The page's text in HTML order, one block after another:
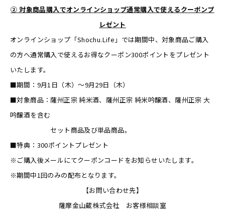
② 対象商品購入でオンラインショップ通常購入で使えるクーポンプ
レゼント
オンラインショップ「Shochu.Life」では期間中、対象商品ご購入
の方へ通常購入で使えるお得なクーポン300ポイントをプレゼント
いたします。
■期間：9月1日（木）～9月29日（木）
■対象商品：薩州正宗 純米酒、薩州正宗 純米吟醸酒、薩州正宗 大
吟醸酒を含む
セット商品及び単品商品。
■特典：300ポイントプレゼント
※ご購入後メールにてクーポンコードをお知らせいたします。
※期間中1回のみの配布となります。
【お問い合わせ先】
薩摩金山蔵株式会社 お客様相談室